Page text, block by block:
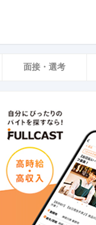
面接・選考